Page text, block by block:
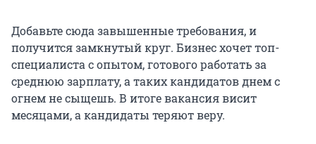
Добавьте сюда завышенные требования, и
получится замкнутый круг. Бизнес хочет топ-
специалиста с опытом, готового работать за
среднюю зарплату, а таких кандидатов днем с
огнем не сыщешь. В итоге вакансия висит
месяцами, а кандидаты теряют веру.